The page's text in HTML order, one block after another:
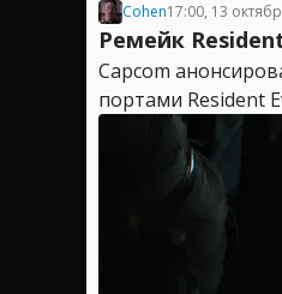
Cohen17:00, 13
Ремейк
Capcom
портами Resident